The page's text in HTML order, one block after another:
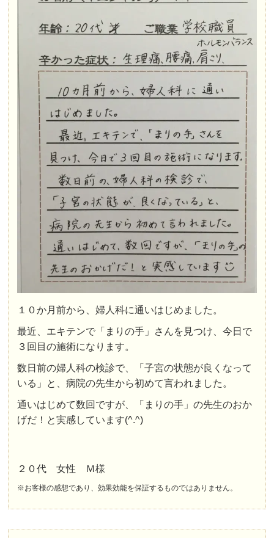
１０か月前から、婦人科に通いはじめました。
最近、エキテンで「まりの手」さんを見つけ、今日で
３回目の施術になります。
数日前の婦人科の検診で、「子宮の状態が良くなって
いる」と、病院の先生から初めて言われました。
通いはじめて数回ですが、「まりの手」の先生のおか
げだ！と実感しています(^.^)
２０代 女性 Ｍ様
※お客様の感想であり、効果効能を保証するものではありません。